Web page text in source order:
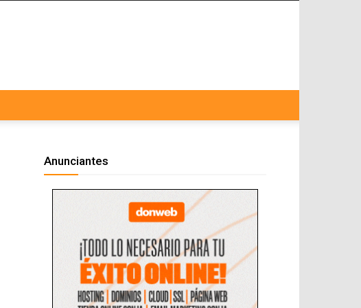
Anunciantes